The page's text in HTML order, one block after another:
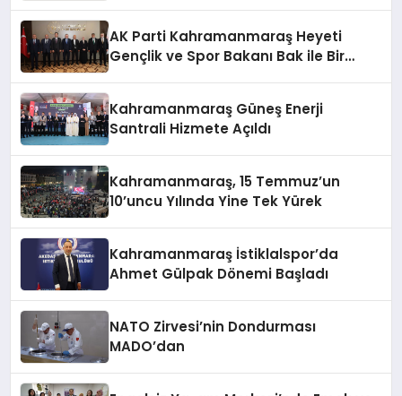
AK Parti Kahramanmaraş Heyeti
Gençlik ve Spor Bakanı Bak ile Bir
Kahramanmaraş Güneş Enerji
Santrali Hizmete Açıldı
Kahramanmaraş, 15 Temmuz’un
10’uncu Yılında Yine Tek Yürek
Kahramanmaraş İstiklalspor’da
Ahmet Gülpak Dönemi Başladı
NATO Zirvesi’nin Dondurması
MADO’dan